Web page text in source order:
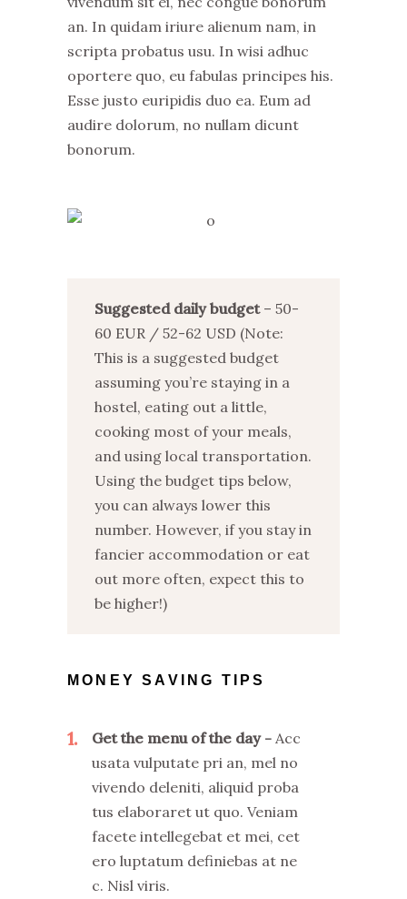
an. In quidam iriure alienum nam, in
scripta probatus usu. In wisi adhuc
oportere quo, eu fabulas principes his.
Esse justo euripidis duo ea. Eum ad
audire dolorum, no nullam dicunt
bonorum.
Suggested daily budget– 50-
60 EUR / 52-62 USD (Note:
This is a suggested budget
assuming you’re staying in a
hostel, eating out a little,
cooking most of your meals,
and using local transportation.
Using the budget tips below,
you can always lower this
number. However, if you stay in
fancier accommodation or eat
out more often, expect this to
be higher!)
MONEY SAVING TIPS
1 Get the menu of the day
Acc
usata vulputate pri an, mel no
vivendo deleniti, aliquid proba
tus elaboraret ut quo. Veniam
facete intellegebat et mei, cet
ero luptatum definiebas at ne
c. Nisl viris.